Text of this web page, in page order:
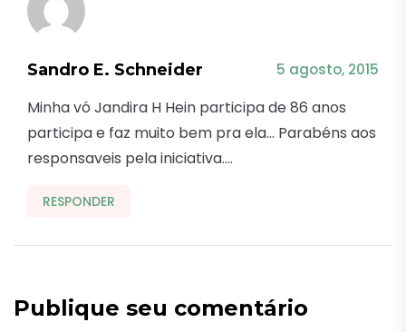
Sandro E. Schneider 5 agosto, 2015
Minha vó Jandira H Hein participa de 86 anos
participa e faz muito bem pra ela… Parabéns aos
responsaveis pela iniciativa….
RESPONDER
Publique seu comentário